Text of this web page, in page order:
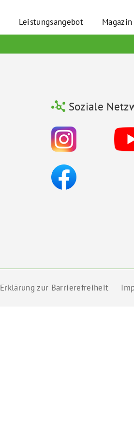
Leistungsangebot Magazin
Soziale
Erklärung zur Barrierefreiheit